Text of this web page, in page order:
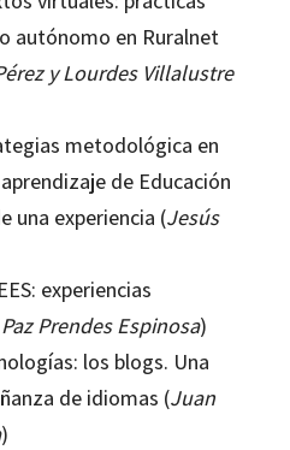
autónomo en Ruralnet
y Lourdes Villalustre
metodológica en
de Educación
una experiencia (Jesús
experiencias
Paz Prendes Espinosa)
los blogs. Una
de idiomas (Juan
)